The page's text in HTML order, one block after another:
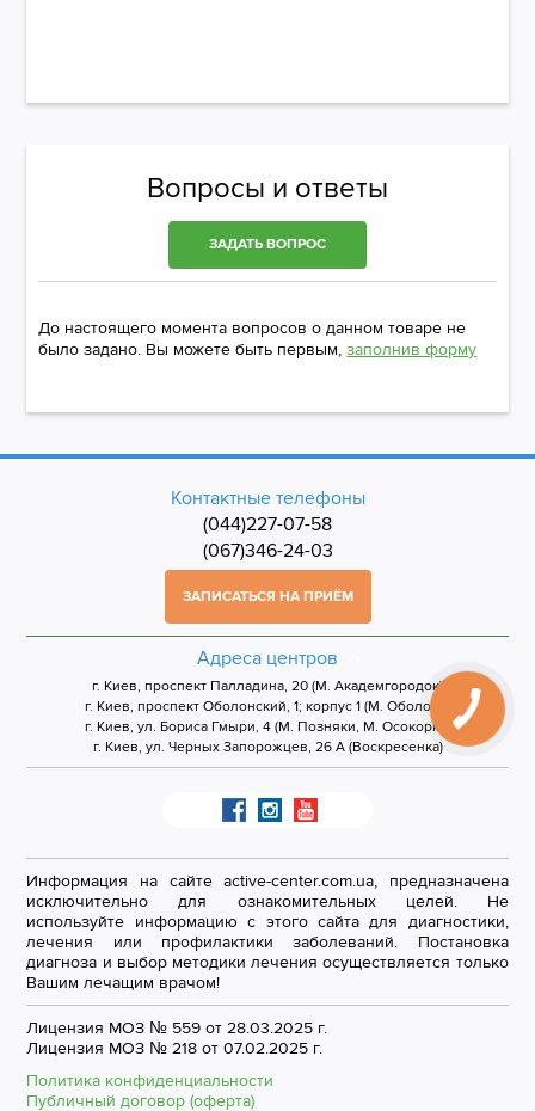
Вопросы и ответы
ЗАДАТЬ ВОПРОС
До настоящего момента вопросов о данном товаре не
было задано. Вы можете быть первым,заполнив форму
Контактные телефоны
(044)227-07-58
(067)346-24-03
ЗАПИСАТЬСЯ НА ПРИЁМ
Адреса центров
г. Киев, проспект Палладина, 20 (М. Академгородок)
г. Киев, проспект Оболонский, 1; корпус 1 (М. Оболонь)
г. Киев, ул. Бориса Гмыри, 4 (М. Позняки, М. Осокорки)
г. Киев, ул. Черных Запорожцев, 26 А (Воскресенка)
Лицензия МОЗ № 559 от 28.03.2025 г.
Лицензия МОЗ № 218 от 07.02.2025 г.
Политика конфиденциальности
Публичный договор (оферта)
Информация на сайте active-center.com.ua, предназначена
исключительно для ознакомительных целей. Не
используйте информацию с этого сайта для диагностики,
лечения или профилактики заболеваний. Постановка
диагноза и выбор методики лечения осуществляется только
Вашим лечащим врачом!